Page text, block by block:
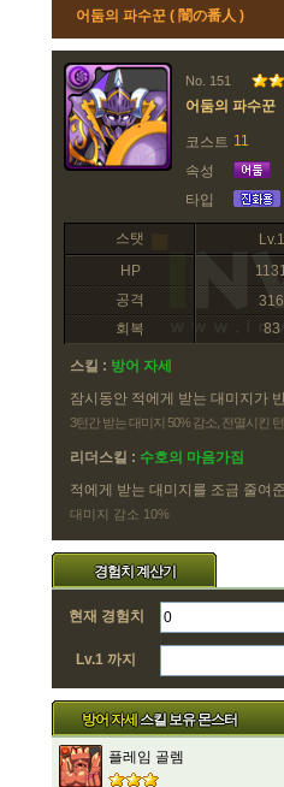
어둠의 파수꾼 ( 闇の番人 )
No. 151
어둠의 파수꾼
코스트 11
속성
타입
스탯
Lv.1
HP
공격
316
회복
83
스킬 : 방어 자세
잠시동안 적에게 받는 대미지가
3턴간 받는 대미지 50% 감소, 전멸시킨
리더스킬 : 수호의 마음가짐
적에게 받는 대미지를 조금 줄여
대미지 감소 10%
경험치 계산기
현재 경험치
Lv.1 까지
방어 자세 스킬 보유 몬스터
플레임 골렘